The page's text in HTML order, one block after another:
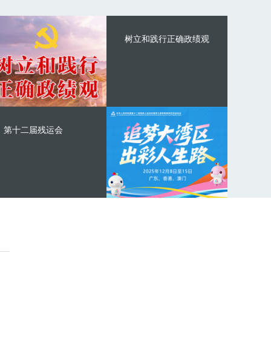
树立和践行正确政绩观
第十二届残运会